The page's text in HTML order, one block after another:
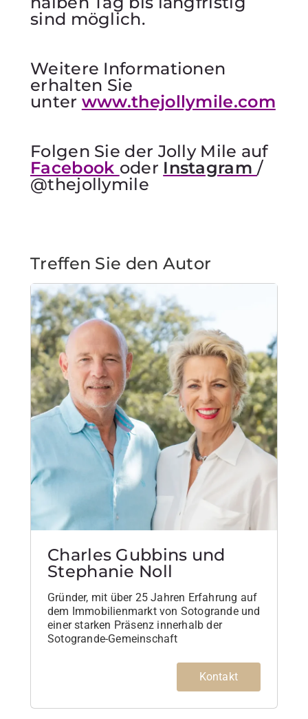
sind möglich.
Weitere Informationen
erhalten Sie
unter www.thejollymile.com
Folgen Sie der Jolly Mile auf
Facebook oder Instagram/
@thejollymile
Treffen Sie den Autor
Charles Gubbins und
Stephanie Noll
Gründer, mit über 25 Jahren Erfahrung auf
dem Immobilienmarkt von Sotogrande und
einer starken Präsenz innerhalb der
Sotogrande-Gemeinschaft
Kontakt